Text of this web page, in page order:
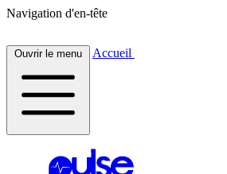
Navigation d'en-tête
Ouvrir le menu Accueil